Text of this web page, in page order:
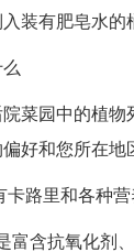
装有肥皂水的
菜园中的植
好和您所在地
路里和各种营
含抗氧化剂